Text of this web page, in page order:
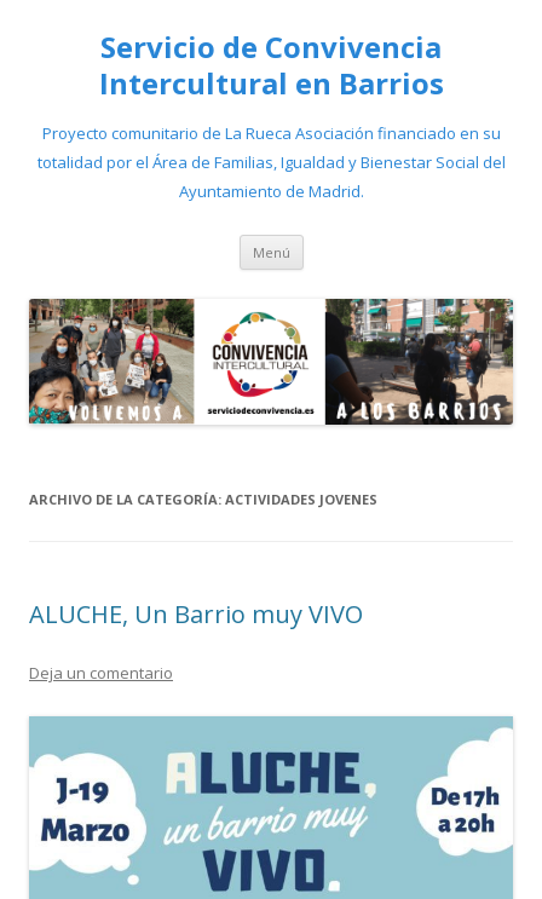
Servicio de Convivencia
Intercultural en Barrios
Proyecto comunitario de La Rueca Asociación financiado en su
totalidad por el Área de Familias, Igualdad y Bienestar Social del
Ayuntamiento de Madrid.
Menú Saltar
contenido
ARCHIVO DE LA CATEGORÍA: ACTIVIDADES JOVENES
ALUCHE, Un Barrio muy VIVO
Deja un comentario